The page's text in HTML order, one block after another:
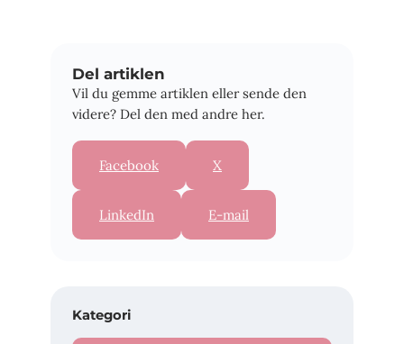
Del artiklen
Vil du gemme artiklen eller sende den
videre? Del den med andre her.
Facebook X
LinkedIn E-mail
Kategori